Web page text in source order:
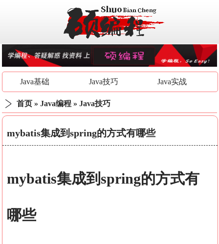
Java基础 Java技巧 Java实战
首页 »Java编程 »Java技巧
mybatis集成到spring的方式有哪些
mybatis集成到spring的方式有
哪些